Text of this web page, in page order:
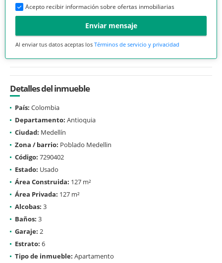
Acepto recibir información sobre ofertas inmobiliarias
Enviar mensaje
Al enviar tus datos aceptas los Términos de servicio y privacidad
Detalles del inmueble
País: Colombia
Departamento: Antioquia
Ciudad: Medellín
Zona / barrio: Poblado Medellin
Código: 7290402
Estado: Usado
Área Construida: 127 m²
Área Privada: 127 m²
Alcobas: 3
Baños: 3
Garaje: 2
Estrato: 6
Tipo de inmueble: Apartamento